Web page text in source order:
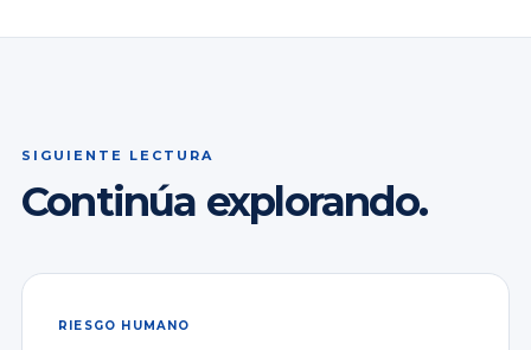
SIGUIENTE LECTURA
Continúa explorando.
RIESGO HUMANO